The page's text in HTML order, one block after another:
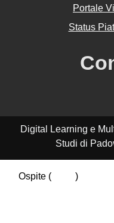
Portale
Status
Digital Learning e
Studi di
Ospite (
)